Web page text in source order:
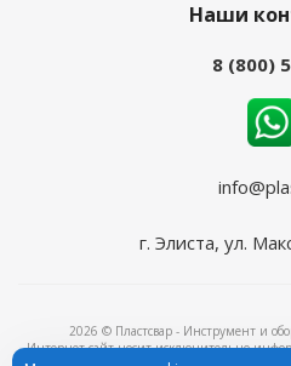
Наши
8 (800)
г. Элиста, ул.
2026 © Пластсвар - Инструмент и
Интернет-сайт носит исключительно